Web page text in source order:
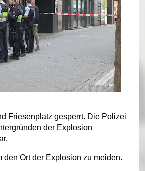
Friesenplatz gesperrt. Die Polizei
der Explosion
Ort der Explosion zu meiden.